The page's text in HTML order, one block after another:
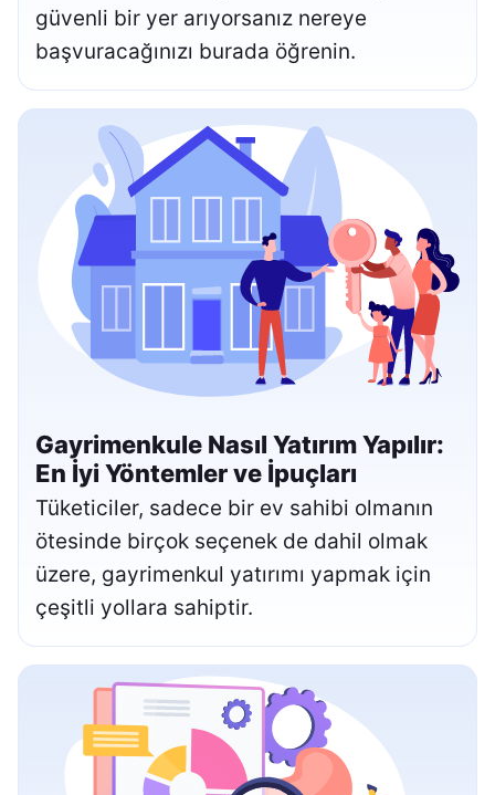
güvenli bir yer arıyorsanız nereye
başvuracağınızı burada öğrenin.
Gayrimenkule Nasıl Yatırım Yapılır:
En İyi Yöntemler ve İpuçları
Tüketiciler, sadece bir ev sahibi olmanın
ötesinde birçok seçenek de dahil olmak
üzere, gayrimenkul yatırımı yapmak için
çeşitli yollara sahiptir.